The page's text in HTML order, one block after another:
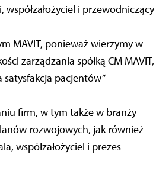
współzałożyciel i przewodniczący
MAVIT, ponieważ wierzymy w
zarządzania spółką CM MAVIT,
pacjentów” –
firm, w tym także w branży
rozwojowych, jak również
współzałożyciel i prezes